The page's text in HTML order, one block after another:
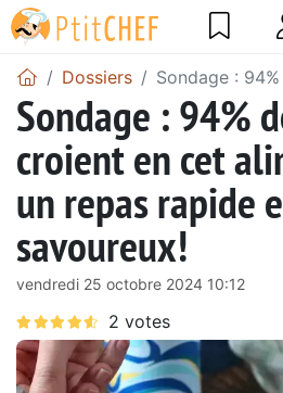
Dossiers Sondage :
Sondage : 94%
croient en cet
un repas rapide
savoureux!
vendredi 25 octobre 2024 10:12